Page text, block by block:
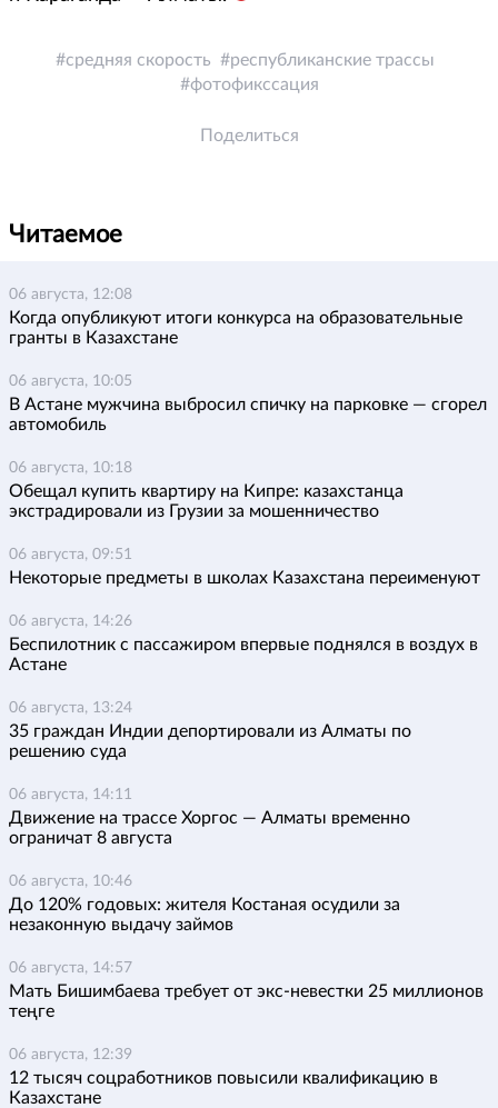
средняя скорость
республиканские трассы
фотофикссация
Поделиться
Читаемое
06 августа, 12:08
Когда опубликуют итоги конкурса на образовательные
гранты в Казахстане
06 августа, 10:05
В Астане мужчина выбросил спичку на парковке — сгорел
автомобиль
06 августа, 10:18
Обещал купить квартиру на Кипре: казахстанца
экстрадировали из Грузии за мошенничество
06 августа, 09:51
Некоторые предметы в школах Казахстана переименуют
06 августа, 14:26
Беспилотник с пассажиром впервые поднялся в воздух в
Астане
06 августа, 13:24
35 граждан Индии депортировали из Алматы по
решению суда
06 августа, 14:11
Движение на трассе Хоргос — Алматы временно
ограничат 8 августа
06 августа, 10:46
До 120% годовых: жителя Костаная осудили за
незаконную выдачу займов
06 августа, 14:57
Мать Бишимбаева требует от экс-невестки 25 миллионов
теңге
06 августа, 12:39
12 тысяч соцработников повысили квалификацию в
Казахстане